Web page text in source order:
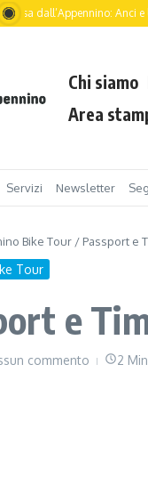
Anci e le
Chi siamo
Area
Servizi Newsletter
Bike Tour / Passport e
Tour
e
commento 2